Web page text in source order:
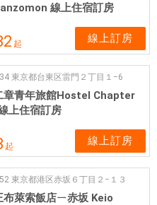
線上住宿訂房
起 線上訂房
東京都台東区雷門２丁目１−6
章青年旅館Hostel Chapter
上住宿訂房
起 線上訂房
東京都港区赤坂６丁目２−１３
布萊索飯店ㄧ赤坂 Keio